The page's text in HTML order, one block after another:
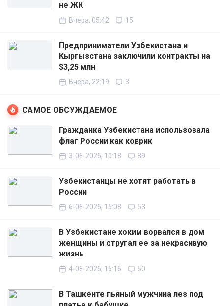
не ЖК
Вчера, 05:42 15
Предприниматели Узбекистана и
Кыргызстана заключили контракты на
$3,25 млн
Вчера, 22:19 3
САМОЕ ОБСУЖДАЕМОЕ
Гражданка Узбекистана использовала
флаг России как коврик
3-08-2026, 10:18 89
Узбекистанцы не хотят работать в
России
6-08-2026, 15:08 53
В Узбекистане хоким ворвался в дом
женщины и отругал ее за некрасивую
жизнь
4-08-2026, 15:16 50
В Ташкенте пьяный мужчина лез под